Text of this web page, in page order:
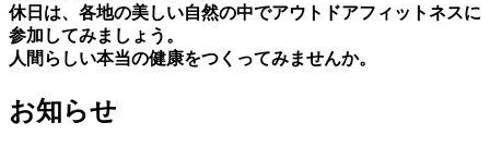
休⽇は、各地の美しい⾃然の中でアウトドアフィットネスに
参加してみましょう。
⼈間らしい本当の健康をつくってみませんか。
お知らせ